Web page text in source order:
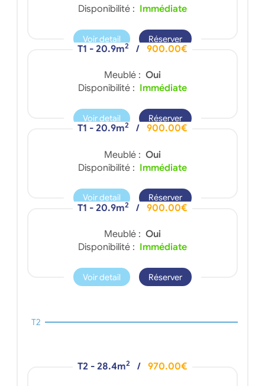
Disponibilité : Immédiate
Voir detail Réserver
T1 - 20.9m2 / 900.00€
Meublé : Oui
Disponibilité : Immédiate
Voir detail Réserver
T1 - 20.9m2 / 900.00€
Meublé : Oui
Disponibilité : Immédiate
Voir detail Réserver
T1 - 20.9m2 / 900.00€
Meublé : Oui
Disponibilité : Immédiate
Voir detail Réserver
T2
T2 - 28.4m2 / 970.00€